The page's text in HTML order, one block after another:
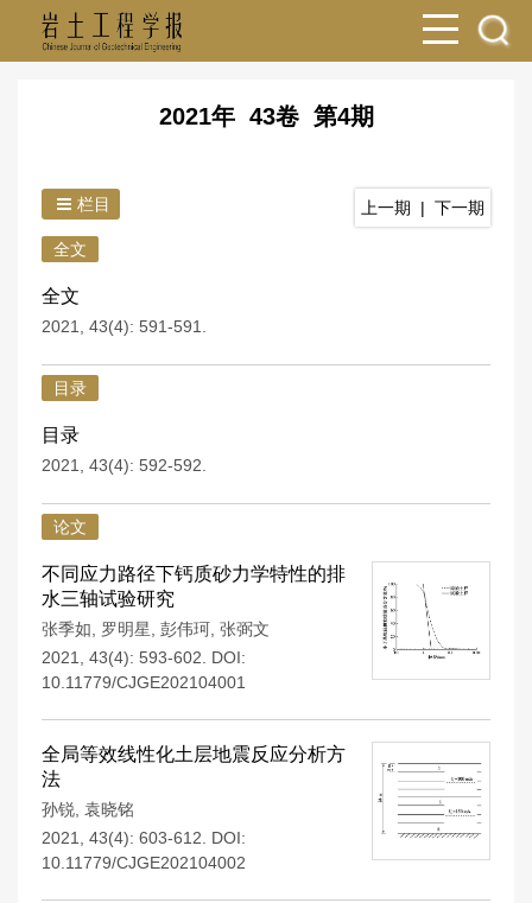
2021年 43卷 第4期
栏目 上一期 | 下一期
全文
全文
2021, 43(4): 591-591.
目录
目录
2021, 43(4): 592-592.
论文
不同应力路径下钙质砂力学特性的排
水三轴试验研究
张季如 罗明星 彭伟珂 张弼文
2021, 43(4): 593-602.
DOI:
10.11779/CJGE202104001
全局等效线性化土层地震反应分析方
法
孙锐 袁晓铭
2021, 43(4): 603-612.
DOI:
10.11779/CJGE202104002